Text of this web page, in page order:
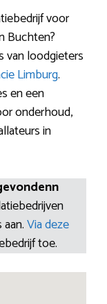
voor
Buchten?
van loodgieters
Limburg.
en een
onderhoud,
in
Via deze
toe.